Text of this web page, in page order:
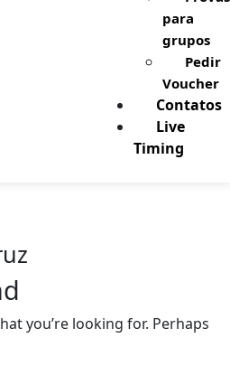
para
grupos
Pedir
Voucher
Contatos
Live
Timing
you’re looking for. Perhaps